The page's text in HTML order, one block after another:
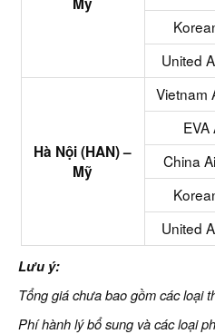
United
Hà Nội (HAN) –
Mỹ
Vietnam
EVA
China
United
Lưu ý:
Tổng giá chưa bao gồm các loại
Phí hành lý bổ sung và các loại